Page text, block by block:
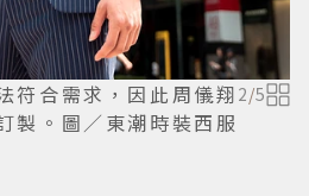
符合需求，因此周儀翔
製。圖／東潮時裝西服
2/5